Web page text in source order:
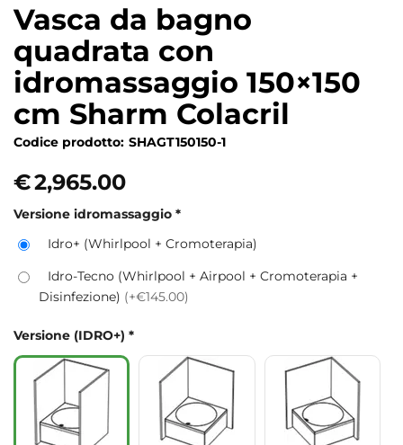
Vasca da bagno
quadrata con
idromassaggio 150×150
cm Sharm Colacril
Codice prodotto: SHAGT150150-1
€2,965.00
Versione idromassaggio *
Idro+ (Whirlpool + Cromoterapia)
Idro-Tecno (Whirlpool + Airpool + Cromoterapia +
Disinfezione) (+€145.00)
Versione (IDRO+) *